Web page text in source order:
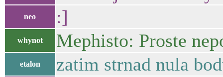
neo :]
whynot Mephisto: Proste
etalon zatim strnad nula